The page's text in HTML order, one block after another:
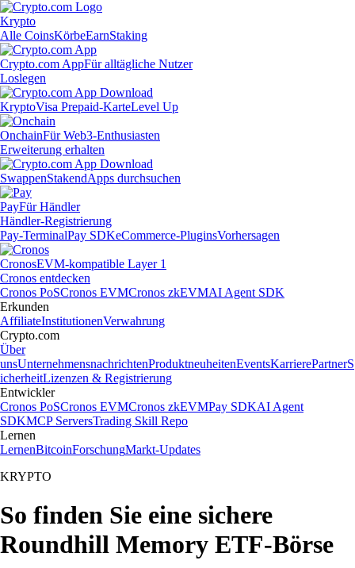
Krypto
Alle CoinsKörbeEarnStaking
Crypto.com AppFür alltägliche Nutzer
Loslegen
KryptoVisa Prepaid-KarteLevel Up
OnchainFür Web3-Enthusiasten
Erweiterung erhalten
SwappenStakendApps durchsuchen
PayFür Händler
Händler-Registrierung
Pay-TerminalPay SDKeCommerce-PluginsVorhersagen
CronosEVM-kompatible Layer 1
Cronos entdecken
Cronos PoSCronos EVMCronos zkEVMAI Agent SDK
Erkunden
AffiliateInstitutionenVerwahrung
Crypto.com
Über
unsUnternehmensnachrichtenProduktneuheitenEventsKarrierePartnerS
icherheitLizenzen & Registrierung
Entwickler
Cronos PoSCronos EVMCronos zkEVMPay SDKAI Agent
SDKMCP ServersTrading Skill Repo
Lernen
LernenBitcoinForschungMarkt-Updates
KRYPTO
So finden Sie eine sichere
Roundhill Memory ETF-Börse